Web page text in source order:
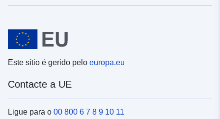
Este sítio é gerido pelo europa.eu
Contacte a UE
Ligue para o 00 800 6 7 8 9 10 11